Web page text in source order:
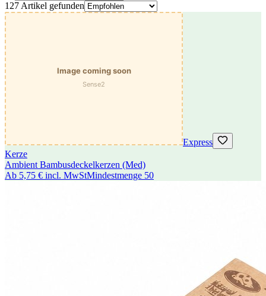
127 Artikel gefunden
Express
Kerze
Ambient Bambusdeckelkerzen (Med)
Ab 5,75 € incl. MwStMindestmenge 50